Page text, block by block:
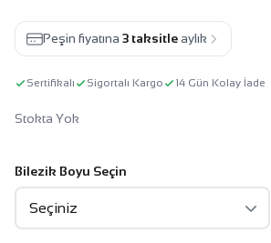
Peşin fiyatına 3 taksitle aylık
Sertifikalı Sigortalı Kargo 14 Gün Kolay İade
Stokta Yok
Bilezik Boyu Seçin